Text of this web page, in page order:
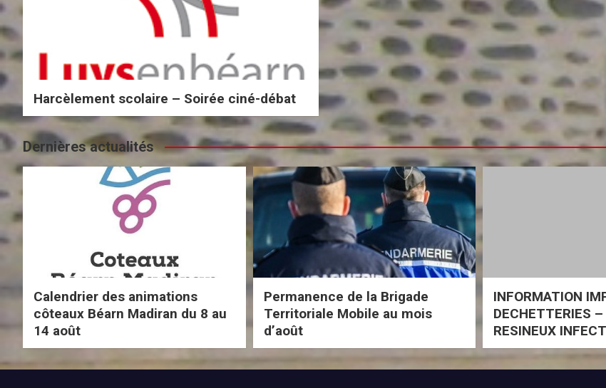
Harcèlement scolaire – Soirée ciné-débat
Dernières actualités
Calendrier des animations
côteaux Béarn Madiran du 8 au
14 août
Permanence de la Brigade
Territoriale Mobile au mois
d’août
INFORMATION
DECHETTERIES
RESINEUX